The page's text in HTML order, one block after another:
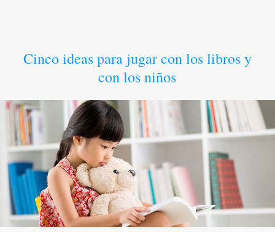
Cinco ideas para jugar con los libros y
con los niños